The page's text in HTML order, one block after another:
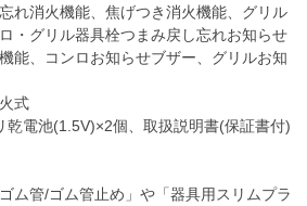
れ消火機能、焦げつき消火機能、グリル
・グリル器具栓つまみ戻し忘れお知らせ
能、コンロお知らせブザー、グリルお知
式
乾電池(1.5V)×2個、取扱説明書(保証書付)
ム管/ゴム管止め」や「器具用スリムプラ